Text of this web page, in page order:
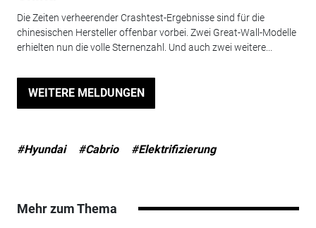
Die Zeiten verheerender Crashtest-Ergebnisse sind für die
chinesischen Hersteller offenbar vorbei. Zwei Great-Wall-Modelle
erhielten nun die volle Sternenzahl. Und auch zwei weitere...
WEITERE MELDUNGEN
#Hyundai #Cabrio #Elektrifizierung
Mehr zum Thema